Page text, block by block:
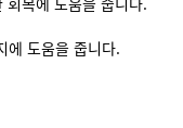
에 도움을 줍니다.